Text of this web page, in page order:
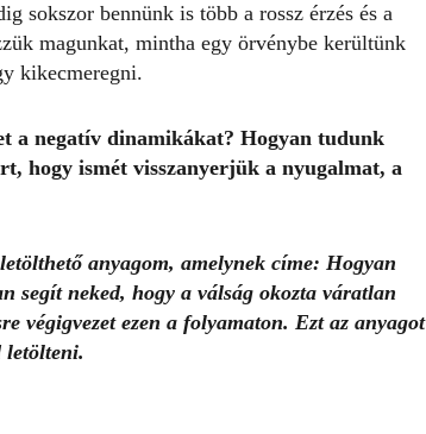
sokszor bennünk is több a rossz érzés és a
magunkat, mintha egy örvénybe kerültünk
kikecmeregni.
a negatív dinamikákat? Hogyan tudunk
hogy ismét visszanyerjük a nyugalmat, a
anyagom, amelynek címe: Hogyan
segít neked, hogy a válság okozta váratlan
végigvezet ezen a folyamaton. Ezt az anyagot
letölteni.